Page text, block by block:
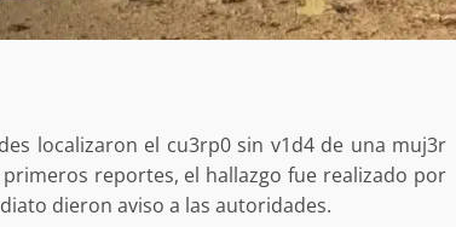
localizaron el cu3rp0 sin v1d4 de una muj3r
reportes, el hallazgo fue realizado por
dieron aviso a las autoridades.
Avanza con orden y tranquilidad el proceso
electoral extraordinario de Santiago Xanica: